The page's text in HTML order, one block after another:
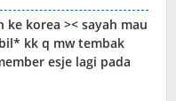
korea >< sayah mau
kk q mw tembak
esje lagi pada